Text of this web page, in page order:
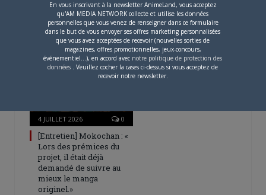
Une nouvelle série TV
Digimon en préparation
pour 2027
4 JUILLET 2026 0
[Entretien] Mokochan : «
Lors des prémices du
projet, il était déjà
demandé de suivre au
mieux le manga
originel.»
En vous inscrivant à la newsletter AnimeLand, vous acceptez
qu'AM MEDIA NETWORK collecte et utilise les données
personnelles que vous venez de renseigner dans ce formulaire
dans le but de vous envoyer ses offres marketing personnalisées
que vous avez acceptées de recevoir (nouvelles sorties de
magazines, offres promotionnelles, jeux-concours,
événementiel...), en accord avec notre politique de protection des
données . Veuillez cocher la cases ci-dessus si vous acceptez de
recevoir notre newsletter.